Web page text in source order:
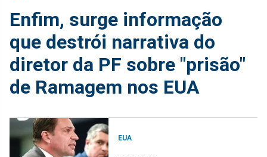
Enfim, surge informação
que destrói narrativa do
diretor da PF sobre "prisão"
de Ramagem nos EUA
EUA